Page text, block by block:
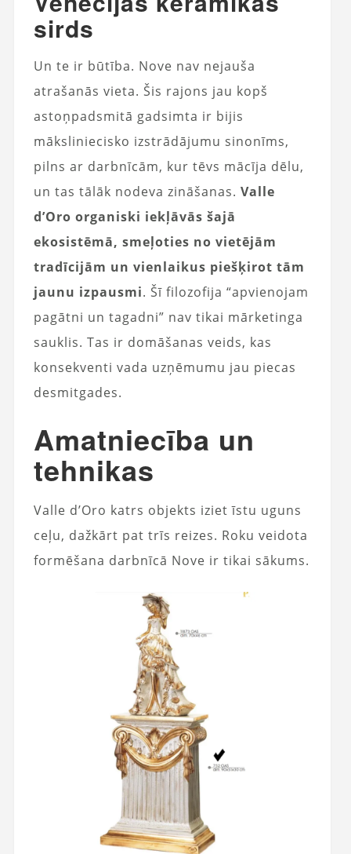
sirds
Un te ir būtība. Nove nav nejauša
atrašanās vieta. Šis rajons jau kopš
astoņpadsmitā gadsimta ir bijis
māksliniecisko izstrādājumu sinonīms,
pilns ar darbnīcām, kur tēvs mācīja dēlu,
un tas tālāk nodeva zināšanas. Valle
d’Oro organiski iekļāvās šajā
ekosistēmā, smeļoties no vietējām
tradīcijām un vienlaikus piešķirot tām
jaunu izpausmi. Šī filozofija “apvienojam
pagātni un tagadni” nav tikai mārketinga
sauklis. Tas ir domāšanas veids, kas
konsekventi vada uzņēmumu jau piecas
desmitgades.
Amatniecība un
tehnikas
Valle d’Oro katrs objekts iziet īstu uguns
ceļu, dažkārt pat trīs reizes. Roku veidota
formēšana darbnīcā Nove ir tikai sākums.